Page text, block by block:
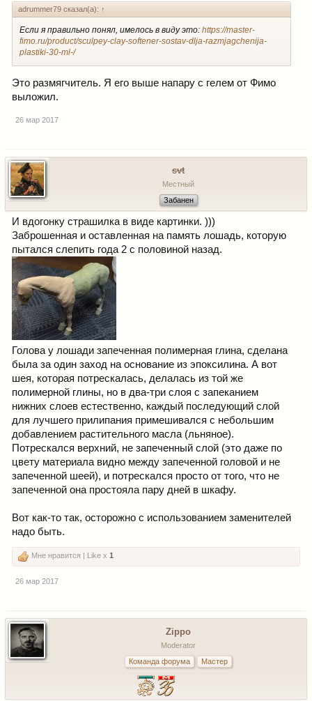
adrummer79 сказал(а): ↑
Если я правильно понял, имелось в виду это: https://master-
fimo.ru/product/sculpey-clay-softener-sostav-dlja-razmjagchenija-
plastiki-30-ml-/
Это размягчитель. Я его выше напару с гелем от Фимо
выложил.
26 мар 2017
svt
Местный
Забанен
И вдогонку страшилка в виде картинки. )))
Заброшенная и оставленная на память лошадь, которую
пытался слепить года 2 с половиной назад.
Голова у лошади запеченная полимерная глина, сделана
была за один заход на основание из эпоксилина. А вот
шея, которая потрескалась, делалась из той же
полимерной глины, но в два-три слоя с запеканием
нижних слоев естественно, каждый последующий слой
для лучшего прилипания примешивался с небольшим
добавлением растительного масла (льняное).
Потрескался верхний, не запеченный слой (это даже по
цвету материала видно между запеченной головой и не
запеченной шеей), и потрескался просто от того, что не
запеченной она простояла пару дней в шкафу.
Вот как-то так, осторожно с использованием заменителей
надо быть.
Мне нравится | Like x 1
26 мар 2017
Zippo
Moderator
Команда форума
Мастер